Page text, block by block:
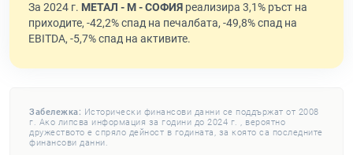
За 2024 г. МЕТАЛ - М - СОФИЯ реализира 3,1% ръст на
приходите, -42,2% спад на печалбата, -49,8% спад на
EBITDA, -5,7% спад на активите.
Забележка: Исторически финансови данни се поддържат от 2008
г. Ако липсва информация за години до 2024 г. , вероятно
дружеството е спряло дейност в годината, за която са последните
финансови данни.